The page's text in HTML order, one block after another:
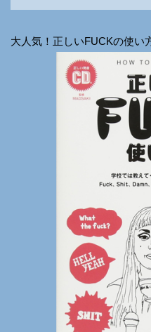
大人気！正しいFUCKの使い